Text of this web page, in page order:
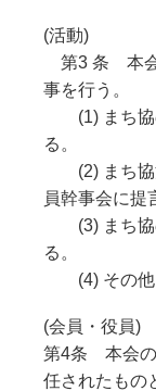
(活動)
第3 条 本会
事を行う。
(1) まち協
る。
(2) まち協
員幹事会に提
(3) まち協
る。
(4) その他
(会員・役員)
第4条 本会の
任されたもの